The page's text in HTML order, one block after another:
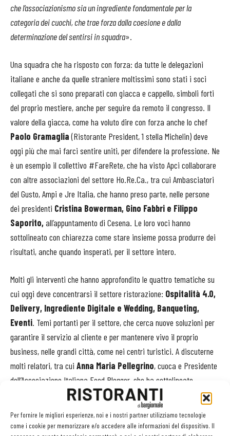
Per fornire le migliori esperienze, noi e i nostri partner utilizziamo tecnologie
come i cookie per memorizzare e/o accedere alle informazioni del dispositivo. Il
che l’associazionismo sia un ingrediente fondamentale per la
categoria dei cuochi, che trae forza dalla coesione e dalla
determinazione del sentirsi in squadra».
Una squadra che ha risposto con forza: da tutte le delegazioni
italiane e anche da quelle straniere moltissimi sono stati i soci
collegati che si sono preparati con giacca e cappello, simboli forti
del proprio mestiere, anche per seguire da remoto il congresso. Il
valore della giacca, come ha voluto dire con forza anche lo chef
Paolo Gramaglia(Ristorante President, 1 stella Michelin) deve
oggi più che mai farci sentire uniti, per difendere la professione. Ne
è un esempio il collettivo #FareRete, che ha visto Apci collaborare
con altre associazioni del settore Ho.Re.Ca., tra cui Ambasciatori
del Gusto, Ampi e Jre Italia, che hanno preso parte, nelle persone
dei presidenti Cristina Bowerman, Gino Fabbri e Filippo
Saporito,all’appuntamento di Cesena. Le loro voci hanno
sottolineato con chiarezza come stare insieme possa produrre dei
risultati, anche quando insperati, per il settore intero.
Molti gli interventi che hanno approfondito le quattro tematiche su
cui oggi deve concentrarsi il settore ristorazione: Ospitalità 4.0,
Delivery, Ingrediente Digitale e Wedding, Banqueting,
Eventi. Temi portanti per il settore, che cerca nuove soluzioni per
garantire il servizio al cliente e per mantenere vivo il proprio
business, nelle grandi città, come nei centri turistici. A discuterne
molti relatori, tra cui Anna Maria Pellegrino, cuoca e Presidente
dell’Associazione Italiana Food Blogger, che ha sottolineato
l’importanza del racconto del cibo e delle materie prime, per
valorizzare la nostra cucina. Una valorizzazione fortemente
sostenuta anche daFausto Arrighi, cultore gastronomico con